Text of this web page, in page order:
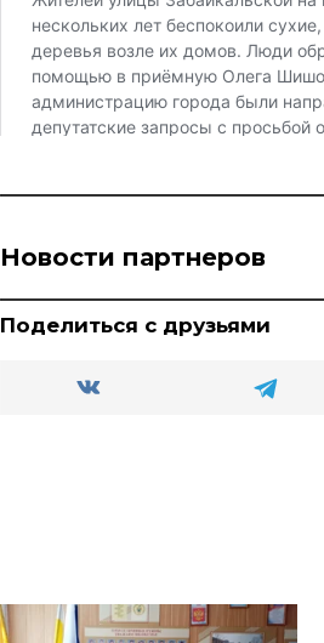
Новости партнеров
Поделиться с друзьями